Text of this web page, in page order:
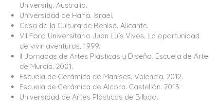
University. Australia.
Universidad de Haifa. Israel.
Casa de la Cultura de Benisa. Alicante.
VII Foro Universitario Juan Luís Vives. La oportunidad
de vivir aventuras. 1999.
II Jornadas de Artes Plásticas y Diseño. Escuela de Arte
de Murcia. 2001.
Escuela de Cerámica de Manises. Valencia. 2012.
Escuela de Cerámica de Alcora. Castellón. 2013.
Universidad de Artes Plásticas de Bilbao.